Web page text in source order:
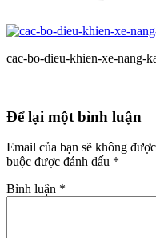
cac-bo-dieu-khien-xe-nang-
Để lại một bình luận
Email của bạn sẽ không
buộc được đánh dấu *
Bình luận *